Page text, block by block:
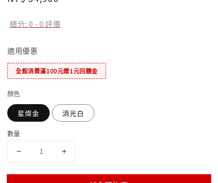
總分:0 -0評價
適用優惠
全館消費滿100元贈1元回饋金
顏色
星燦金 消光白
數量